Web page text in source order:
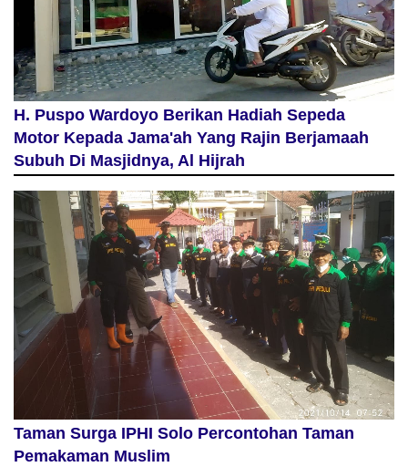
H. Puspo Wardoyo Berikan Hadiah Sepeda
Motor Kepada Jama'ah Yang Rajin Berjamaah
Subuh Di Masjidnya, Al Hijrah
Taman Surga IPHI Solo Percontohan Taman
Pemakaman Muslim